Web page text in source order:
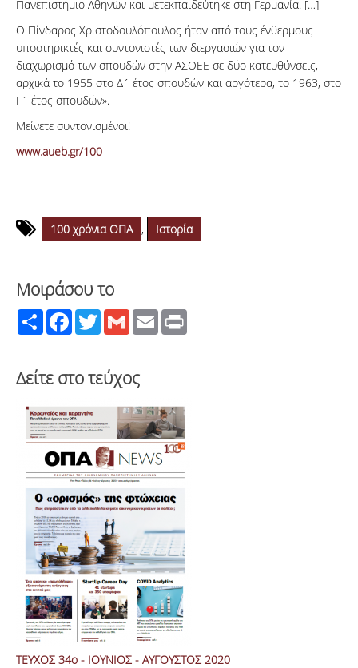
Πανεπιστήμιο Αθηνών και μετεκπαιδεύτηκε στη Γερμανία. […]
Ο Πίνδαρος Χριστοδουλόπουλος ήταν από τους ένθερμους
υποστηρικτές και συντονιστές των διεργασιών για τον
διαχωρισμό των σπουδών στην ΑΣΟΕΕ σε δύο κατευθύνσεις,
αρχικά το 1955 στο Δ´ έτος σπουδών και αργότερα, το 1963, στο
Γ´ έτος σπουδών».
Μείνετε συντονισμένοι!
www.aueb.gr/100
100 χρόνια ΟΠΑ , Ιστορία
Μοιράσου το
Share FacebookTwitterGmail Email
Δείτε στο τεύχος
ΤΕΥΧΟΣ 34ο - ΙΟΥΝΙΟΣ - AYΓΟΥΣΤΟΣ 2020